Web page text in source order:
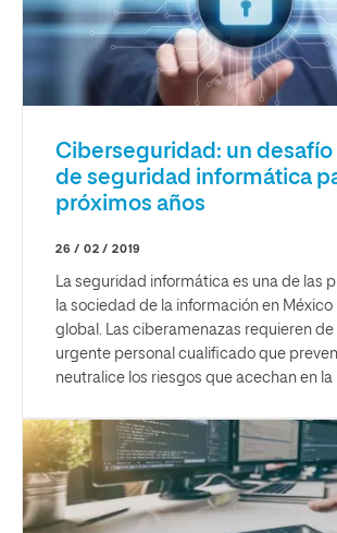
Ciberseguridad: un desafío
de seguridad informática
próximos años
26 / 02 / 2019
La seguridad informática es una de las
la sociedad de la información en México
global. Las ciberamenazas requieren
urgente personal cualificado que
neutralice los riesgos que acechan en la